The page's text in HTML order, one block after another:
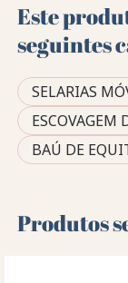
Este
seguintes
SELARIAS
ESCOVAGEM
BAÚ DE
Produtos